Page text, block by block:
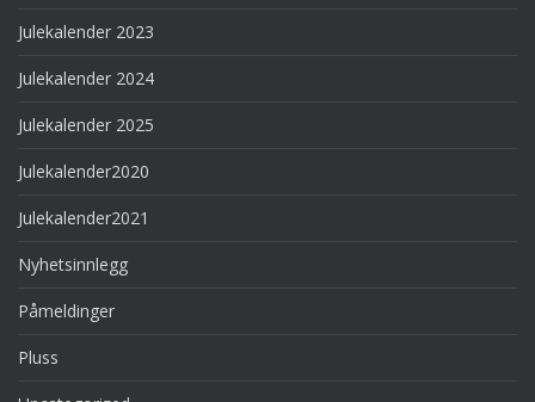
Julekalender 2023
Julekalender 2024
Julekalender 2025
Julekalender2020
Julekalender2021
Nyhetsinnlegg
Påmeldinger
Pluss